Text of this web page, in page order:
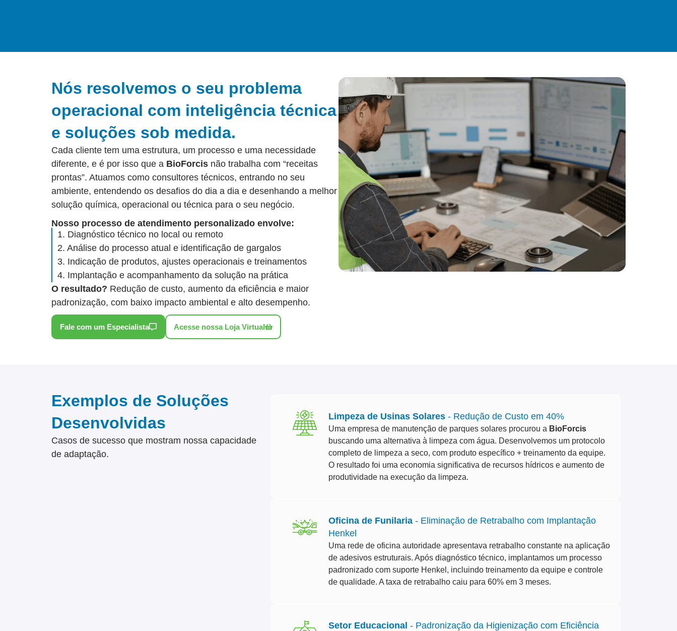
Nós resolvemos o seu problema
operacional com inteligência técnica
e soluções sob medida.
Cada cliente tem uma estrutura, um processo e uma necessidade
diferente, e é por isso que a BioForcis não trabalha com “receitas
prontas”. Atuamos como consultores técnicos, entrando no seu
ambiente, entendendo os desafios do dia a dia e desenhando a melhor
solução química, operacional ou técnica para o seu negócio.
Nosso processo de atendimento personalizado envolve:
1. Diagnóstico técnico no local ou remoto
2. Análise do processo atual e identificação de gargalos
3. Indicação de produtos, ajustes operacionais e treinamentos
4. Implantação e acompanhamento da solução na prática
O resultado? Redução de custo, aumento da eficiência e maior
padronização, com baixo impacto ambiental e alto desempenho.
Fale com um Especialista Acesse nossa Loja Virtual
Exemplos de Soluções
Desenvolvidas
Casos de sucesso que mostram nossa capacidade
de adaptação.
Limpeza de Usinas Solares- Redução de Custo em 40%
Uma empresa de manutenção de parques solares procurou a BioForcis
buscando uma alternativa à limpeza com água. Desenvolvemos um protocolo
completo de limpeza a seco, com produto específico + treinamento da equipe.
O resultado foi uma economia significativa de recursos hídricos e aumento de
produtividade na execução da limpeza.
Oficina de Funilaria- Eliminação de Retrabalho com Implantação
Henkel
Uma rede de oficina autoridade apresentava retrabalho constante na aplicação
de adesivos estruturais. Após diagnóstico técnico, implantamos um processo
padronizado com suporte Henkel, incluindo treinamento da equipe e controle
de qualidade. A taxa de retrabalho caiu para 60% em 3 meses.
Setor Educacional - Padronização da Higienização com Eficiência